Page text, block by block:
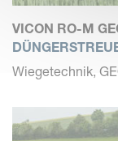
VICON RO-M
Wiegetechnik,